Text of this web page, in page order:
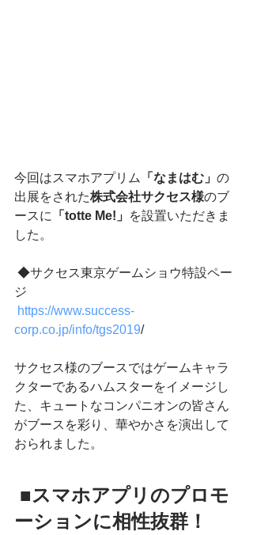
今回はスマホアプリム 「なまはむ」 の
出展をされた株式会社サクセス様のブ
ースに
「totte Me!」 を設置いただきま
した。
ジ
https://www.success-
corp.co.jp/info/tgs2019/
サクセス様のブースではゲームキャラ
クターであるハムスターをイメージし
た、キュートなコンパニオンの皆さん
がブースを彩り、華やかさを演出して
おられました。
■スマホアプリのプロモ
ーションに相性抜群！